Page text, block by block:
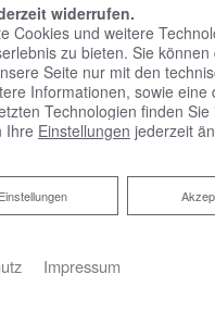
widerrufen.
Cookies und weitere
zu bieten. Sie können
Seite nur mit den
Informationen, sowie eine
Technologien finden
Ihre Einstellungen jederzeit
Einstellungen
Impressum